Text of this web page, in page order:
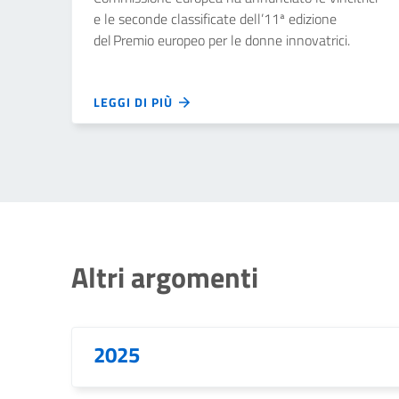
e le seconde classificate dell’11ª edizione
del Premio europeo per le donne innovatrici.
LEGGI DI PIÙ
Altri argomenti
2025